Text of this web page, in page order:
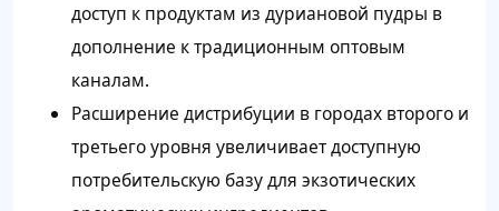
доступ к продуктам из дуриановой пудры в
дополнение к традиционным оптовым
каналам.
Расширение дистрибуции в городах второго и
третьего уровня увеличивает доступную
потребительскую базу для экзотических